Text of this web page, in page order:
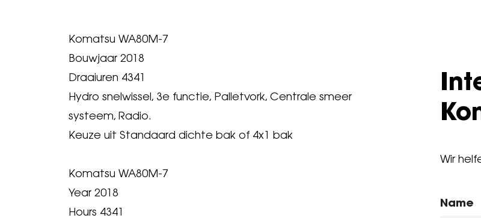
Komatsu WA80M-7
Bouwjaar 2018
Draaiuren 4341
Hydro snelwissel, 3e functie, Palletvork, Centrale smeer
systeem, Radio.
Keuze uit Standaard dichte bak of 4x1 bak
Komatsu WA80M-7
Year 2018
Hours 4341
Wir
Name